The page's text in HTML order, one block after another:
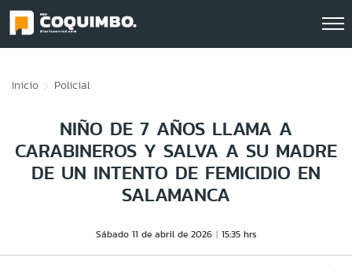
Inicio Policial
NIÑO DE 7 AÑOS LLAMA A
CARABINEROS Y SALVA A SU MADRE
DE UN INTENTO DE FEMICIDIO EN
SALAMANCA
Sábado 11 de abril de 2026 15:35 hrs